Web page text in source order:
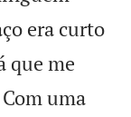
era curto
que me
uma